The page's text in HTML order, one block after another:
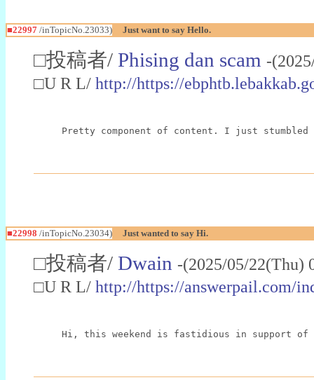
■22997 /inTopicNo.23033) Just want to say Hello.
□投稿者/ Phising dan scam -
□U R L/ http://https://
Pretty component of content. I just
■22998 /inTopicNo.23034) Just wanted to say Hi.
□投稿者/ Dwain -(2025/05/
□U R L/ http://https://answerpail.com/
Hi, this weekend is fastidious in support of